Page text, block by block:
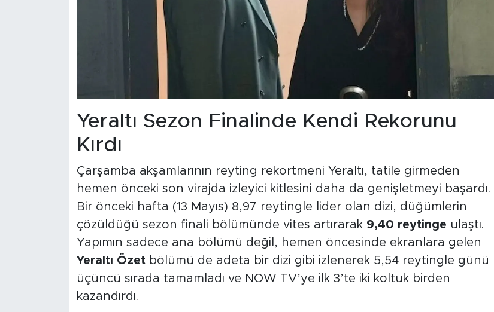
Yeraltı Sezon Finalinde Kendi Rekorunu
Kırdı
Çarşamba akşamlarının reyting rekortmeni Yeraltı, tatile girmeden
hemen önceki son virajda izleyici kitlesini daha da genişletmeyi başardı.
Bir önceki hafta (13 Mayıs) 8,97 reytingle lider olan dizi, düğümlerin
çözüldüğü sezon finali bölümünde vites artırarak 9,40 reytinge ulaştı.
Yapımın sadece ana bölümü değil, hemen öncesinde ekranlara gelen
Yeraltı Özetbölümü de adeta bir dizi gibi izlenerek 5,54 reytingle günü
üçüncü sırada tamamladı ve NOW TV’ye ilk 3’te iki koltuk birden
kazandırdı.